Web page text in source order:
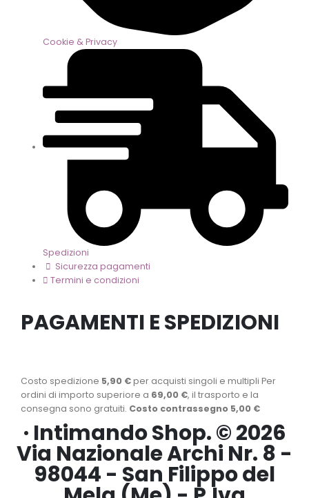
Cookie & Privacy
Spedizioni
Sicurezza pagamenti
Termini e condizioni
PAGAMENTI E SPEDIZIONI
Costo spedizione 5,90 €per acquisti singoli e multipli Per
ordini di importo superiore a 69,00 €, il trasporto e la
consegna sono gratuiti. Costo contrassegno 5,00 €
· Intimando Shop. © 2026
Via Nazionale Archi Nr. 8 -
98044 - San Filippo del